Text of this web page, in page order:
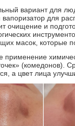
вариант для
вапоризатор для
очищение и
масок, которые
применение
(комедонов).
а цвет лица